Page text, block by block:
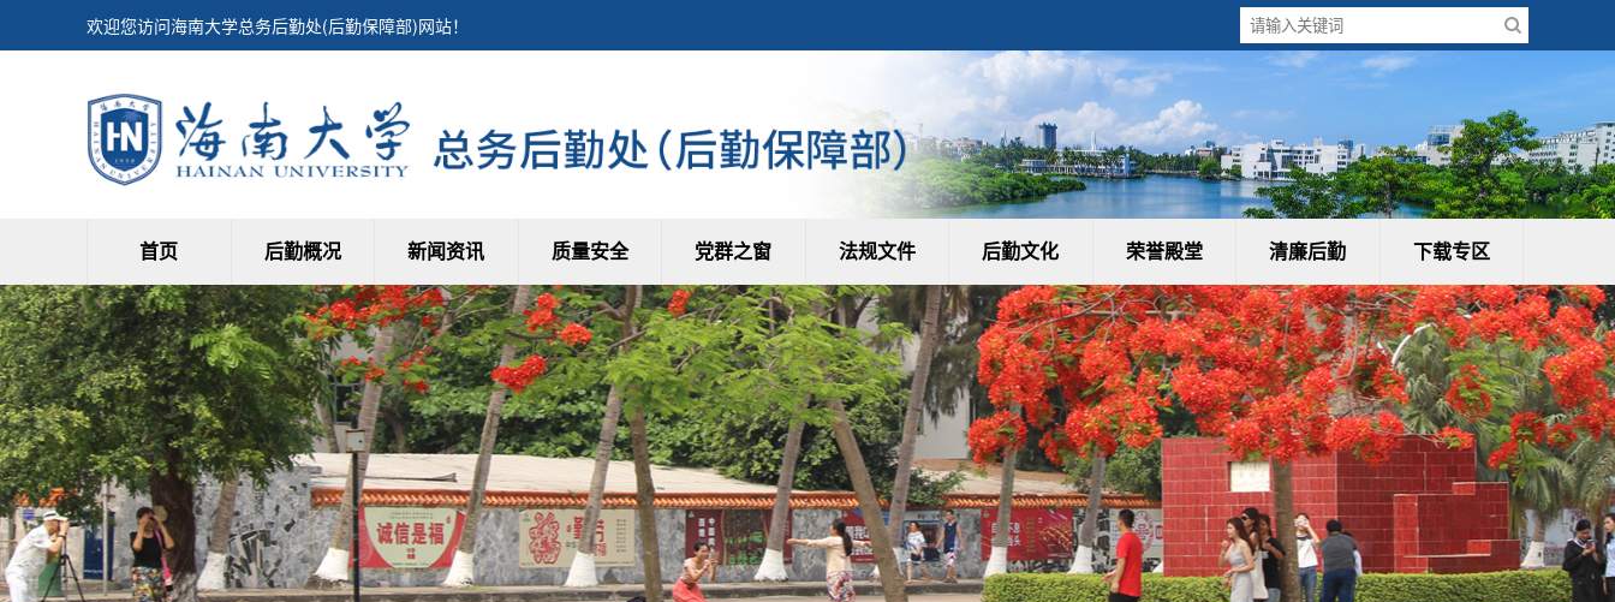
欢迎您访问海南大学总务后勤处(后勤保障部)网站！
首页 后勤概况 新闻资讯 质量安全 党群之窗 法规文件 后勤文化 荣誉殿堂 清廉后勤 下载专区